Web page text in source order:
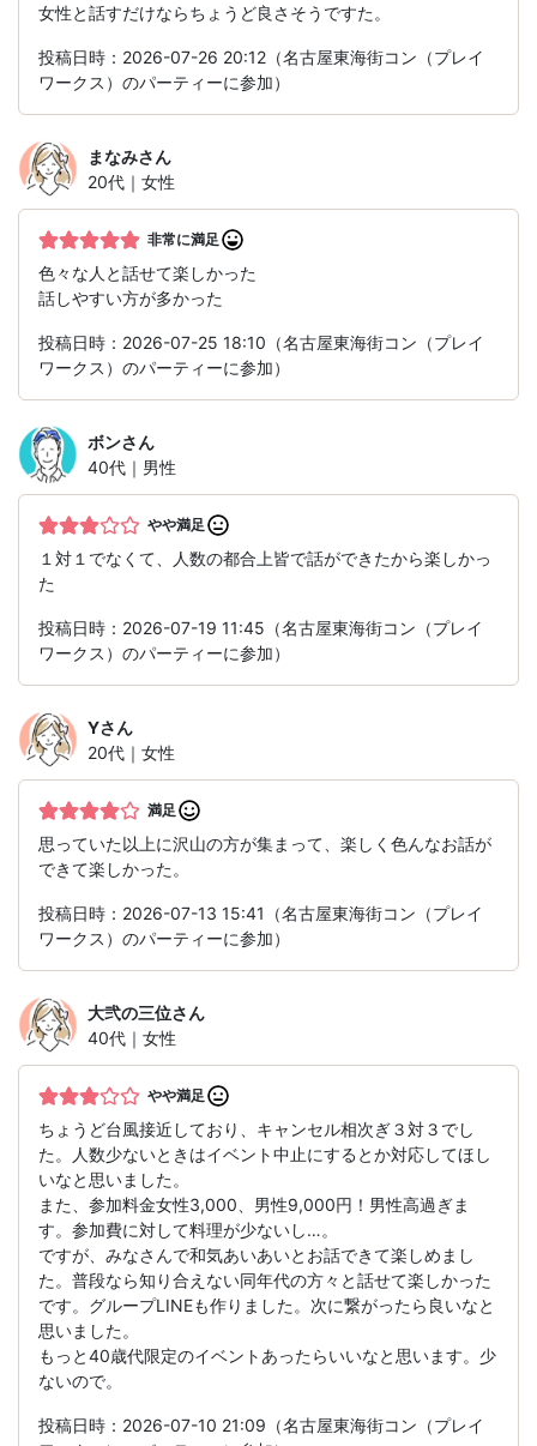
女性と話すだけならちょうど良さそうですた。
投稿日時：2026-07-26 20:12（名古屋東海街コン（プレイ
ワークス）のパーティーに参加）
まなみさん
20代｜女性
非常に満足
色々な人と話せて楽しかった
話しやすい方が多かった
投稿日時：2026-07-25 18:10（名古屋東海街コン（プレイ
ワークス）のパーティーに参加）
ボンさん
40代｜男性
やや満足
１対１でなくて、人数の都合上皆で話ができたから楽しかっ
た
投稿日時：2026-07-19 11:45（名古屋東海街コン（プレイ
ワークス）のパーティーに参加）
Yさん
20代｜女性
満足
思っていた以上に沢山の方が集まって、楽しく色んなお話が
できて楽しかった。
投稿日時：2026-07-13 15:41（名古屋東海街コン（プレイ
ワークス）のパーティーに参加）
大弐の三位さん
40代｜女性
やや満足
ちょうど台風接近しており、キャンセル相次ぎ３対３でし
た。人数少ないときはイベント中止にするとか対応してほし
いなと思いました。
また、参加料金女性3,000、男性9,000円！男性高過ぎま
す。参加費に対して料理が少ないし…。
ですが、みなさんで和気あいあいとお話できて楽しめまし
た。普段なら知り合えない同年代の方々と話せて楽しかった
です。グループLINEも作りました。次に繋がったら良いなと
思いました。
もっと40歳代限定のイベントあったらいいなと思います。少
ないので。
投稿日時：2026-07-10 21:09（名古屋東海街コン（プレイ